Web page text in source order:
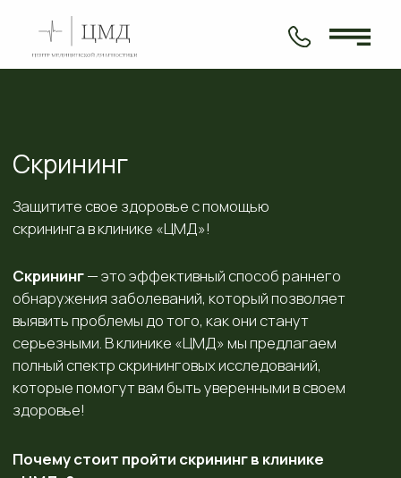
Почему стоит пройти скрининг в клинике
«ЦМД»?
1. Комплексный подход:мы предлагаем
широкий выбор скрининговых программ,
включая исследования для выявления
заболеваний сердца, диабета, онкологических
заболеваний и других серьезных нарушений.
подходящий пакет исследований именно для
обнаружения заболеваний, который позволяет
выявить проблемы до того, как они станут
которые помогут вам быть уверенными в своем
здоровье!
скрининга в клинике «ЦМД»!